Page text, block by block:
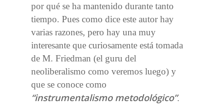
por qué se ha mantenido durante tanto
tiempo. Pues como dice este autor hay
varias razones, pero hay una muy
interesante que curiosamente está tomada
de M. Friedman (el guru del
neoliberalismo como veremos luego) y
que se conoce como
“instrumentalismo metodológico”.